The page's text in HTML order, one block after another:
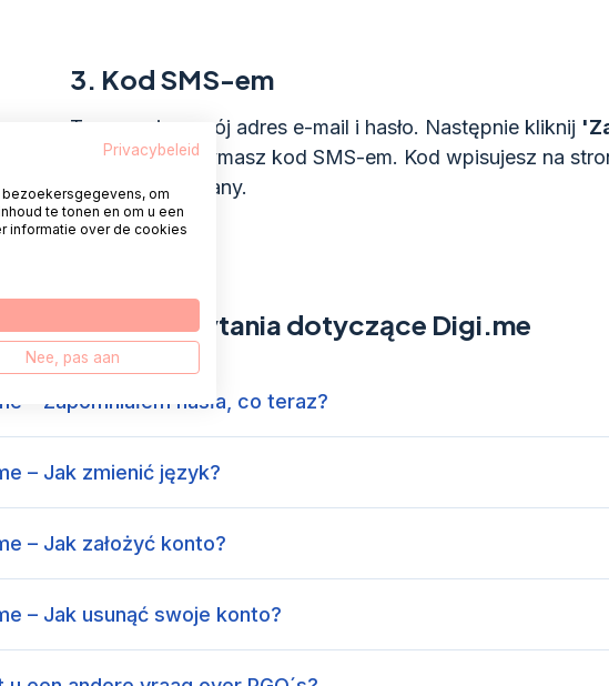
3. Kod SMS-em
Teraz wpisz swój adres e-mail i hasło. Następnie kliknij
Następnie otrzymasz kod SMS-em. Kod wpisujesz na
jesteś zalogowany.
zadawane pytania dotyczące Digi.me
– Zapomniałem hasła, co teraz?
– Jak zmienić język?
– Jak założyć konto?
– Jak usunąć swoje konto?
Privacybeleid
bezoekersgegevens, om
te tonen en om u een
informatie over de cookies
Nee, pas aan